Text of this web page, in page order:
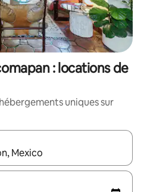
: locations de
uniques sur
utilisez les flèches vers le